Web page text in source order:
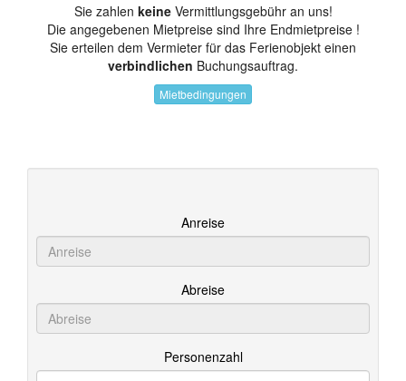
Sie zahlen keineVermittlungsgebühr an uns!
Die angegebenen Mietpreise sind Ihre Endmietpreise !
Sie erteilen dem Vermieter für das Ferienobjekt einen
verbindlichen Buchungsauftrag.
Mietbedingungen